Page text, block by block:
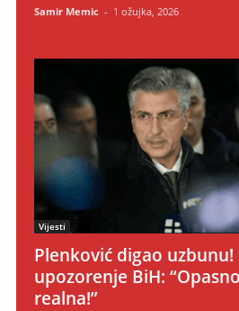
Samir Memic - 1 ožujka, 2026
Vijesti
Plenković digao
upozorenje BiH:
realna!”